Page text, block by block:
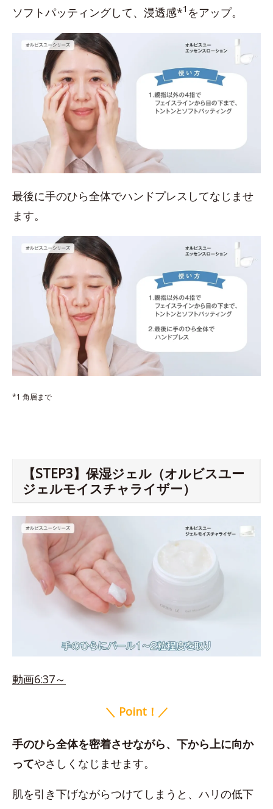
ソフトパッティングして、浸透感*1 をアップ。
最後に手のひら全体でハンドプレスしてなじませ
ます。
*1 角層まで
【STEP3】保湿ジェル（オルビスユー
ジェルモイスチャライザー）
動画6:37～
＼ Point！／
手のひら全体を密着させながら、下から上に向か
ってやさしくなじませます。
肌を引き下げながらつけてしまうと、ハリの低下